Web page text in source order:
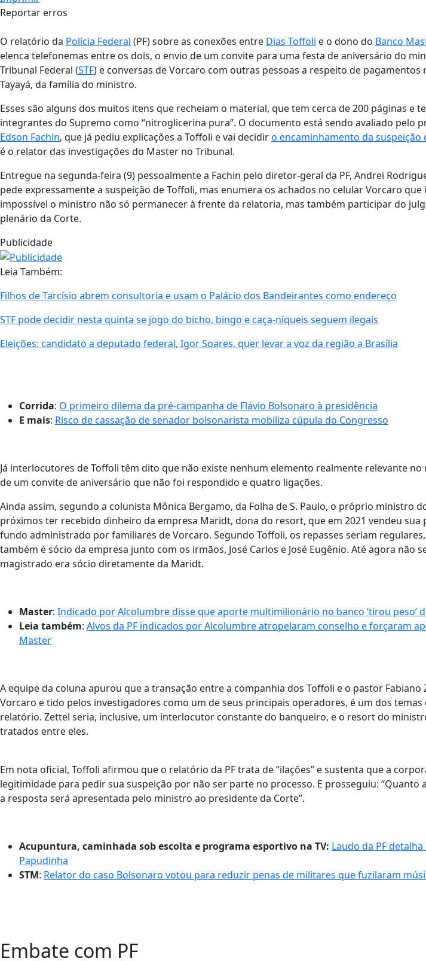
Reportar erros
O relatório da Polícia Federal (PF) sobre as conexões entre Dias Toffoli e o dono do Banco
elenca telefonemas entre os dois, o envio de um convite para uma festa de aniversário do
Tribunal Federal (STF) e conversas de Vorcaro com outras pessoas a respeito de
Tayayá, da família do ministro.
Esses são alguns dos muitos itens que recheiam o material, que tem cerca de 200 páginas e
integrantes do Supremo como “nitroglicerina pura”. O documento está sendo avaliado pelo
Edson Fachin, que já pediu explicações a Toffoli e vai decidiro encaminhamento da
é o relator das investigações do Master no Tribunal.
Entregue na segunda-feira (9) pessoalmente a Fachin pelo diretor-geral da PF, Andrei
pede expressamente a suspeição de Toffoli, mas enumera os achados no celular Vorcaro
impossível o ministro não só permanecer à frente da relatoria, mas também participar do
plenário da Corte.
Publicidade
Leia Também:
Filhos de Tarcísio abrem consultoria e usam o Palácio dos Bandeirantes como endereço
STF pode decidir nesta quinta se jogo do bicho, bingo e caça-níqueis seguem ilegais
Eleições: candidato a deputado federal, Igor Soares, quer levar a voz da região a Brasília
Corrida: O primeiro dilema da pré-campanha de Flávio Bolsonaro à presidência
E mais: Risco de cassação de senador bolsonarista mobiliza cúpula do Congresso
Já interlocutores de Toffoli têm dito que não existe nenhum elemento realmente relevante no
de um convite de aniversário que não foi respondido e quatro ligações.
Ainda assim, segundo a colunista Mônica Bergamo, da Folha de S. Paulo, o próprio ministro
próximos ter recebido dinheiro da empresa Maridt, dona do resort, que em 2021 vendeu sua
fundo administrado por familiares de Vorcaro. Segundo Toffoli, os repasses seriam
também é sócio da empresa junto com os irmãos, José Carlos e José Eugênio. Até agora não
magistrado era sócio diretamente da Maridt.
Master: Indicado por Alcolumbre disse que aporte multimilionário no banco ‘tirou peso’
Leia também: Alvos da PF indicados por Alcolumbre atropelaram conselho e forçaram
Master
A equipe da coluna apurou que a transação entre a companhia dos Toffoli e o pastor Fabiano
Vorcaro e tido pelos investigadores como um de seus principais operadores, é um dos temas
relatório. Zettel seria, inclusive, um interlocutor constante do banqueiro, e o resort do
tratados entre eles.
Em nota oficial, Toffoli afirmou que o relatório da PF trata de “ilações” e sustenta que a
legitimidade para pedir sua suspeição por não ser parte no processo. E prosseguiu: “Quanto
a resposta será apresentada pelo ministro ao presidente da Corte”.
Acupuntura, caminhada sob escolta e programa esportivo na TV: Laudo da PF
Papudinha
STM: Relator do caso Bolsonaro votou para reduzir penas de militares que fuzilaram
Embate com PF